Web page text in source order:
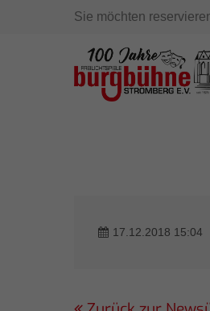
Sie möchten
17.12.2018 15:04